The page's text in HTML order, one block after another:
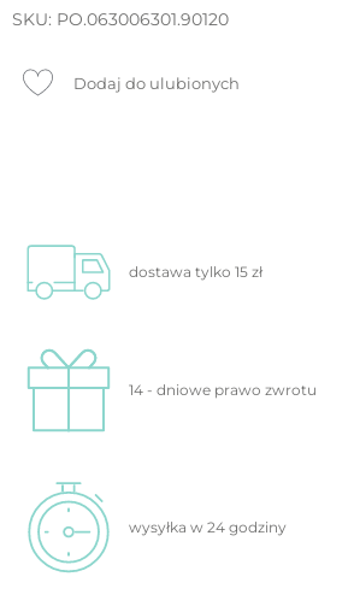
SKU: PO.063006301.90120
Dodaj do ulubionych
dostawa tylko 15 zł
14 - dniowe prawo zwrotu
wysyłka w 24 godziny